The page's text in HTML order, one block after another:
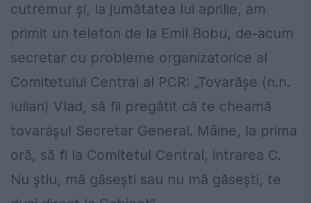
cutremur și, la jumătatea lui aprilie, am
primit un telefon de la Emil Bobu, de-acum
secretar cu probleme organizatorice al
Comitetului Central al PCR: „Tovarășe (n.n.
Iulian) Vlad, să fii pregătit că te cheamă
tovarășul Secretar General. Mâine, la prima
oră, să fi la Comitetul Central, intrarea C.
Nu știu, mă găsești sau nu mă găsești, te